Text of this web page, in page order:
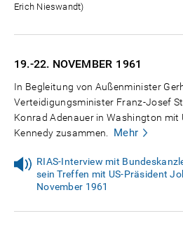
Erich Nieswandt)
19.-22. NOVEMBER 1961
In Begleitung von Außenminister
Verteidigungsminister Franz-Josef
Konrad Adenauer in Washington mit
Kennedy zusammen.
Mehr
RIAS-Interview mit
sein Treffen mit US-Präsident
November 1961